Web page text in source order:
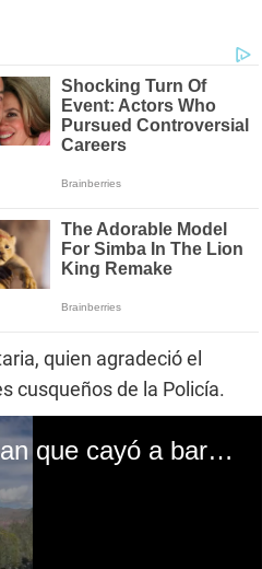
quien agradeció el
cusqueños de la Policía.
Cusco: PNP rescata a ‘Pitufina’, can que cayó a barranco en Sacsayhuamán (VIDEO)